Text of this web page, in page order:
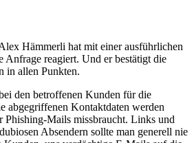
Hämmerli hat mit einer ausführlichen
Anfrage reagiert. Und er bestätigt die
in allen Punkten.
den betroffenen Kunden für die
abgegriffenen Kontaktdaten werden
Phishing-Mails missbraucht. Links und
Absendern sollte man generell nie